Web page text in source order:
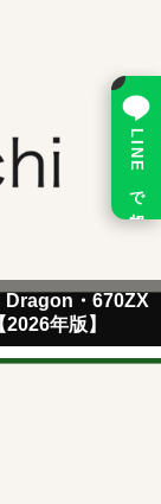
Dragon・670ZX
年版】
LINE で相談
×